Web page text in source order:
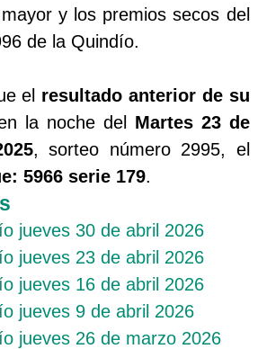
y los premios secos del
de la Quindío.
el resultado anterior de su
la noche del Martes 23 de
, sorteo número 2995, el
5966 serie 179.
jueves 30 de abril 2026
jueves 23 de abril 2026
jueves 16 de abril 2026
jueves 9 de abril 2026
jueves 26 de marzo 2026